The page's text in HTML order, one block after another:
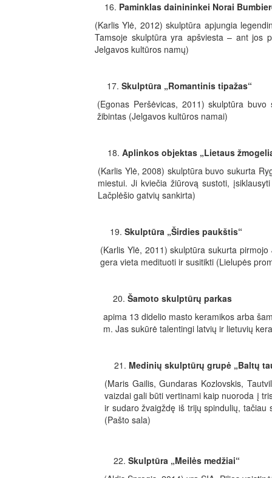
Paminklas dainininkei Norai
(Karlis Ylė, 2012) skulptūra apjungia
Tamsoje skulptūra yra apšviesta – ant jos
Jelgavos kultūros namų)
Skulptūra „Romantinis tipažas“
(Egonas Peršėvicas, 2011) skulptūra
žibintas (Jelgavos kultūros namai)
Aplinkos objektas „Lietaus
(Karlis Ylė, 2008) skulptūra buvo sukurta
miestui. Ji kviečia žiūrovą sustoti,
Lačplėšio gatvių sankirta)
Skulptūra „Širdies paukštis“
(Karlis Ylė, 2011) skulptūra sukurta
gera vieta medituoti ir susitikti (Lielupės
Šamoto skulptūrų parkas
apima 13 didelio masto keramikos arba
m. Jas sukūrė talentingi latvių ir lietuvių
Medinių skulptūrų grupė „Baltų
(Maris Gailis, Gundaras Kozlovskis,
vaizdai gali būti vertinami kaip nuoroda į
ir sudaro žvaigždę iš trijų spindulių,
(Pašto sala)
Skulptūra „Meilės medžiai“